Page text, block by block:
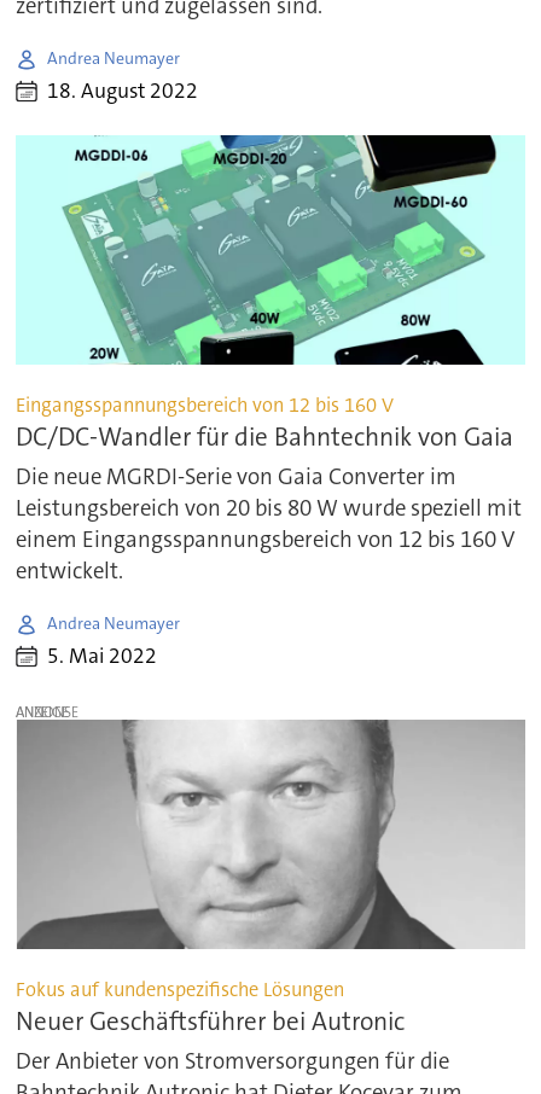
Andrea Neumayer
18. August 2022
Eingangsspannungsbereich von 12 bis 160 V
DC/DC-Wandler für die Bahntechnik von Gaia
Die neue MGRDI-Serie von Gaia Converter im
Leistungsbereich von 20 bis 80 W wurde speziell mit
einem Eingangsspannungsbereich von 12 bis 160 V
entwickelt.
Andrea Neumayer
5. Mai 2022
ANZEIGE
Fokus auf kundenspezifische Lösungen
Neuer Geschäftsführer bei Autronic
Der Anbieter von Stromversorgungen für die